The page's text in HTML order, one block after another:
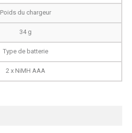
Poids du chargeur
34 g
Type de batterie
2 x NiMH AAA